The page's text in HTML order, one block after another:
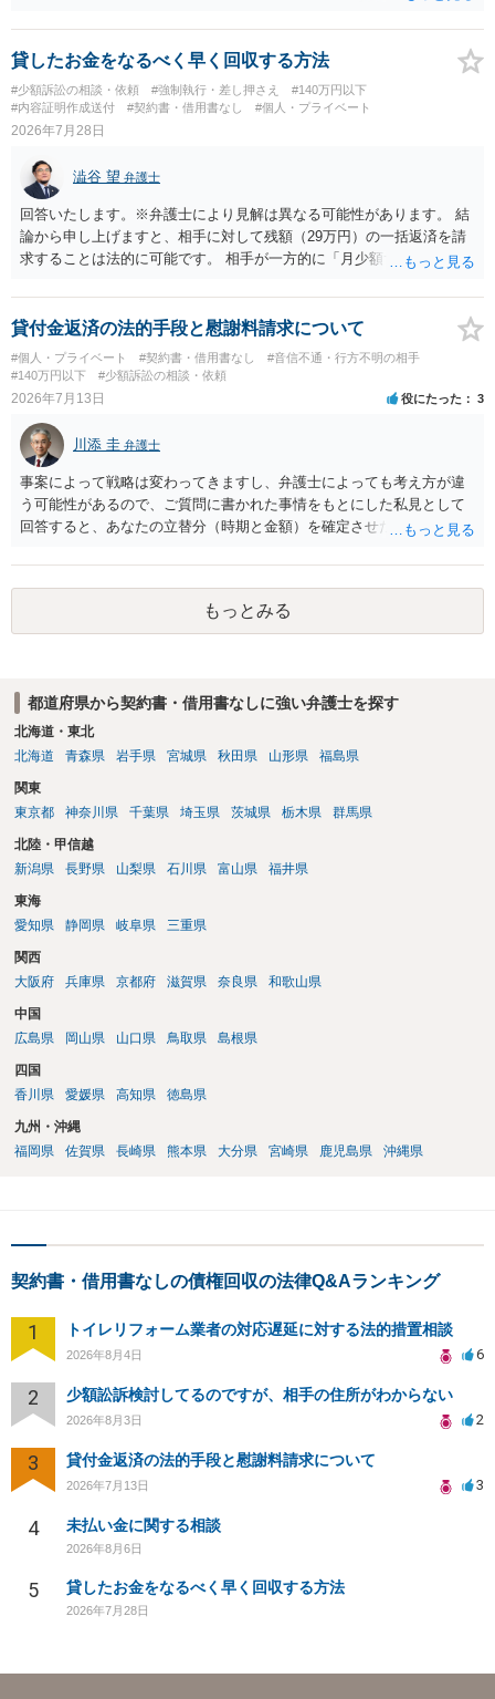
ている場合は、相手方（被告）の住所で訴状を作成提出し、裁判所に
代理人が就いていたことを知らせると（訴状の記載内容から明らかな
場合も）、裁判所が当該代理人弁護士に事前連絡し、引き続き訴訟も
受任するかを聞いたうえで、受任の意志が明らかになったところで、
直接被告に送達するのではなく、代理人に訴状の受領を促すこともあ
かではありません。もちろん弁護士（２０万円の請求で代理人弁護士
に委任するかも疑わしいのですが）も住所は明らかにしないでしょ
う。 何か本人を示す事実（振込先などの情報）から、相手の住所等の
情報を割り出していくしかないように思えます。 以上、ご参考まで。
貸したお金をなるべく早く回収する方法
#少額訴訟の相談・依頼 #強制執行・差し押さえ
#140万円以下
#内容証明作成送付
#契約書・借用書なし #個人・プライベート
2026年7月28日
澁谷 望 弁護士
回答いたします。※弁護士により見解は異なる可能性があります。 結
論から申し上げますと、相手に対して残額（29万円）の一括返済を請
求することは法的に可能です。 相手が一方的に「月少額ずつ返す」と
は成立していません。当初の返済期日も過ぎているため、一括返済を
求める権利があります。 具体的には、以下の手順で進めるのが効果的
です。 分割拒否と一括請求の通知：PayPayのメッセージ等で「分割
払いには同意していないため、残額の一括払いを求める」旨を明確に
伝えます。 相手の本名・住所の確認：応じない場合に法的手段（少額
まず本名や住所の特定を進めてください。 相手が購入した高額商品
（Switch2等）の事実も踏まえ、応じない場合は法的措置を辞さない姿
勢で交渉に臨むのが現実的かと思います。
貸付金返済の法的手段と慰謝料請求について
#個人・プライベート #契約書・借用書なし
#音信不通・行方不明の相手
#140万円以下
#少額訴訟の相談・依頼
2026年7月13日 役にたった 3
川添 圭 弁護士
事案によって戦略は変わってきますし、弁護士によっても考え方が違
う可能性があるので、ご質問に書かれた事情をもとにした私見として
回答すると、あなたの立替分（時期と金額）を確定させた上で、淡々
と、もし異議申立てがなされる可能性が高そうであれば時間の浪費
（通常訴訟へ移行する日数分空転する）になりますし、支払督促及び
その異議後の通常訴訟は相手方の住所地が管轄裁判所になるため（特
に相手方が遠方である場合は）対応が面倒な場合があるからです。相
ダメージが大きく」という理由では、慰謝料請求は通常は認められま
せん。
もっとみる
都道府県から契約書・借用書なしに強い弁護士を探す
北海道・東北
北海道
青森県 岩手県 宮城県 秋田県 山形県 福島県
関東
東京都
神奈川県 千葉県 埼玉県 茨城県 栃木県 群馬県
北陸・甲信越
新潟県
長野県 山梨県 石川県 富山県 福井県
東海
愛知県
静岡県 岐阜県 三重県
関西
大阪府
兵庫県 京都府 滋賀県 奈良県 和歌山県
中国
広島県
岡山県 山口県 鳥取県 島根県
四国
香川県
愛媛県 高知県 徳島県
九州・沖縄
福岡県
佐賀県 長崎県 熊本県 大分県 宮崎県 鹿児島県 沖縄県
契約書・借用書なしの債権回収の法律Q&Aランキング
1 トイレリフォーム業者の対応遅延に対する法的措置相談
2026年8月4日 6
2 少額訟訴検討してるのですが、相手の住所がわからない
2026年8月3日 2
3 貸付金返済の法的手段と慰謝料請求について
2026年7月13日 3
4 未払い金に関する相談
2026年8月6日
5 貸したお金をなるべく早く回収する方法
2026年7月28日